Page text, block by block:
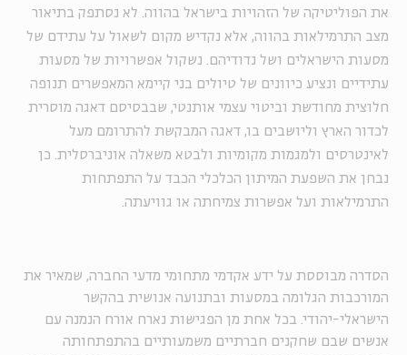
את הפוליטיקה של הזהויות בישראל בהווה. לא נסתפק בתיאור
מצב התרמילאות בהווה, אלא נקדיש מקום לשאול על עתידם של
מסעות הישראלים ושל נדודיהם. נשקול אפשרויות של מסעות
עתידיים ונציע כיוונים של טיולים בני קיימא המאפשרים תנופה
חלוצית מחודשת וביטוי עצמי אותנטי, שבבסיסם דאגה מוסרית
לכדור הארץ וליושבים בו, דאגה המבקשת להתרומם מעל
לאינטרסים ולמגמות מקומיות ולבטא משאלה אוניברסלית. כן
נבחן את השפעת המיתון הכלכלי הכבד על התפתחות
התרמילאות ועל אפשרות צמיחתה או גוויעתה.
הסדרה מבוססת על ידע אקדמי מתחומי מדעי החברה, שמאיר את
המורכבות הגלומה במסעות ובתנועה אנושית בהקשר
הישראלי-יהודי. בכל אחת מן הפגישות נארח אורח הנמנה עם
אנשים שבם שחקנים חברתיים משמעותיים בהתפתחותה